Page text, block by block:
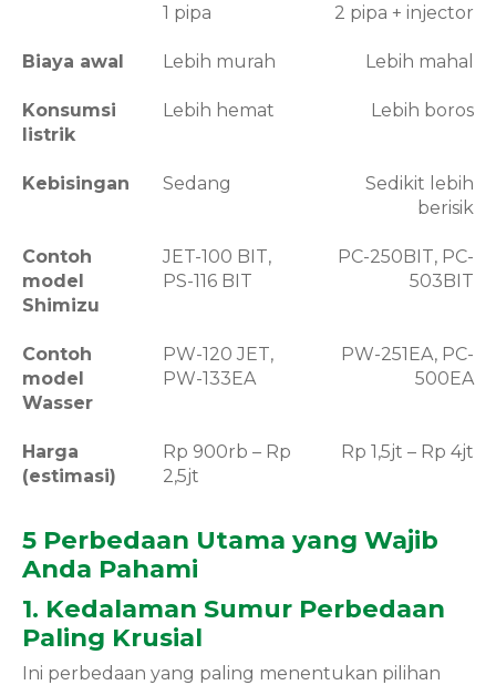
1 pipa 2 pipa + injector
Biaya awal Lebih murah Lebih mahal
Konsumsi
listrik
Lebih hemat Lebih boros
Kebisingan Sedang
Sedikit lebih
berisik
Contoh
model
Shimizu
JET-100 BIT,
PS-116 BIT
PC-250BIT, PC-
503BIT
Contoh
model
Wasser
PW-120 JET,
PW-133EA
PW-251EA, PC-
500EA
Harga
(estimasi)
Rp 900rb – Rp
2,5jt
Rp 1,5jt – Rp 4jt
5 Perbedaan Utama yang Wajib
Anda Pahami
1. Kedalaman Sumur Perbedaan
Paling Krusial
Ini perbedaan yang paling menentukan pilihan